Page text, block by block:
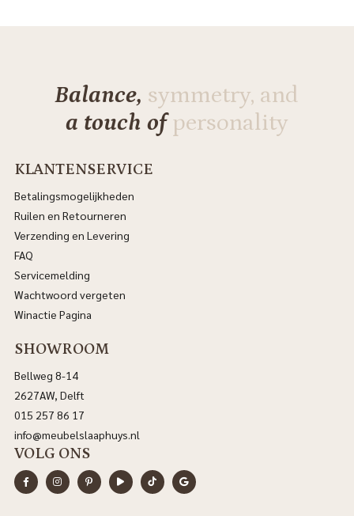
Balance, symmetry, and
a touch ofpersonality
KLANTENSERVICE
Betalingsmogelijkheden
Ruilen en Retourneren
Verzending en Levering
FAQ
Servicemelding
Wachtwoord vergeten
Winactie Pagina
SHOWROOM
Bellweg 8-14
2627AW, Delft
015 257 86 17
info@meubelslaaphuys.nl
VOLG ONS